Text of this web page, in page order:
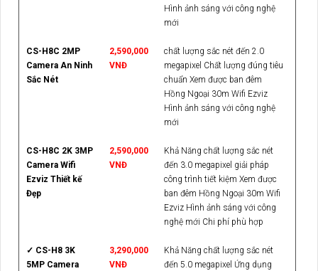
Hình ảnh sáng với công nghệ
mới
CS-H8C 2MP
Camera An Ninh
Sắc Nét
2,590,000
VNĐ
chất lượng sắc nét đến 2.0
megapixel Chất lượng đúng tiêu
chuẩn Xem được ban đêm
Hồng Ngoại 30m Wifi Ezviz
Hình ảnh sáng với công nghệ
mới
CS-H8C 2K 3MP
Camera Wifi
Ezviz Thiết kế
Đẹp
2,590,000
VNĐ
Khả Năng chất lượng sắc nét
đến 3.0 megapixel giải pháp
công trình tiết kiệm Xem được
ban đêm Hồng Ngoại 30m Wifi
Ezviz Hình ảnh sáng với công
nghệ mới Chi phí phù hợp
✓ CS-H8 3K
5MP Camera
3,290,000
VNĐ
Khả Năng chất lượng sắc nét
đến 5.0 megapixel Ứng dụng